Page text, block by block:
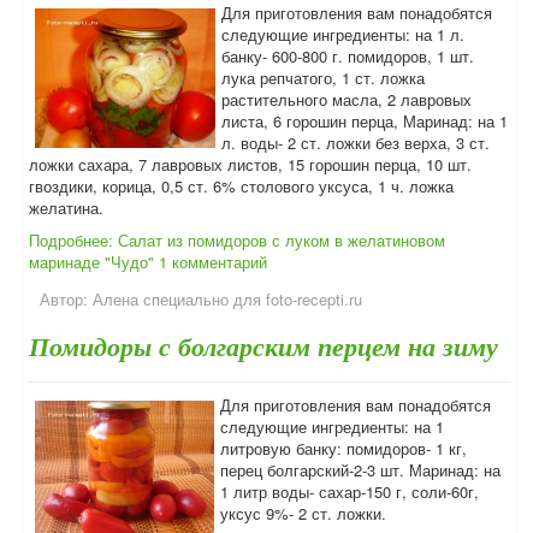
Для приготовления вам понадобятся
следующие ингредиенты: на 1 л.
банку- 600-800 г. помидоров, 1 шт.
лука репчатого, 1 ст. ложка
растительного масла, 2 лавровых
листа, 6 горошин перца, Маринад: на 1
л. воды- 2 ст. ложки без верха, 3 ст.
ложки сахара, 7 лавровых листов, 15 горошин перца, 10 шт.
гвоздики, корица, 0,5 ст. 6% столового уксуса, 1 ч. ложка
желатина.
Подробнее: Салат из помидоров с луком в желатиновом
маринаде "Чудо" 1 комментарий
Автор: Алена специально для foto-recepti.ru
Помидоры с болгарским перцем на зиму
Для приготовления вам понадобятся
следующие ингредиенты: на 1
литровую банку: помидоров- 1 кг,
перец болгарский-2-3 шт. Маринад: на
1 литр воды- сахар-150 г, соли-60г,
уксус 9%- 2 ст. ложки.